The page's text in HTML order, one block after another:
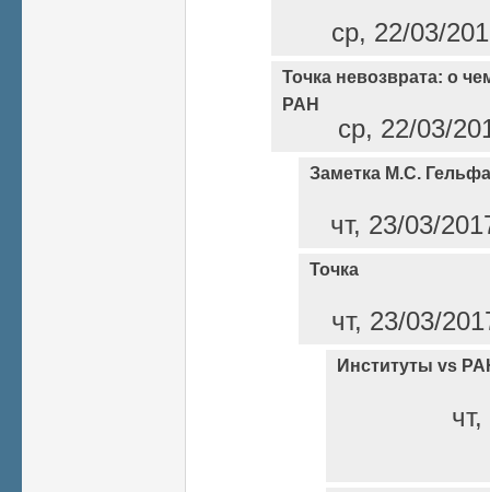
ср, 22/03/
Точка невозврата: о
РАН
ср, 22/03/
Заметка М.С.
чт, 23/03/
Точка
чт, 23/03/
Институты vs